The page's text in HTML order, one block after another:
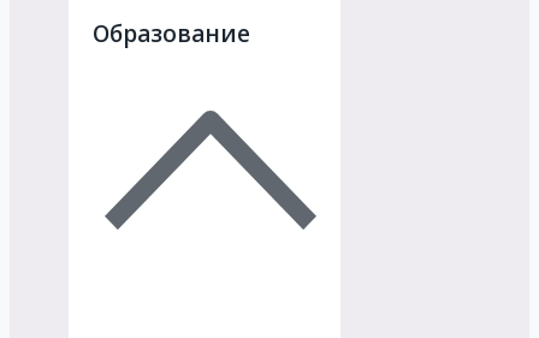
Образование